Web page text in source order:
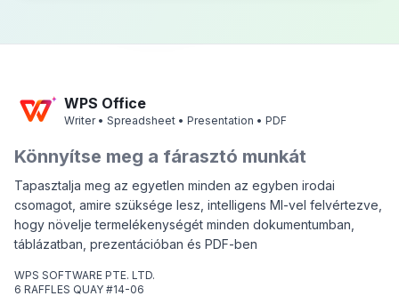
WPS Office
Writer • Spreadsheet • Presentation • PDF
Könnyítse meg a fárasztó munkát
Tapasztalja meg az egyetlen minden az egyben irodai
csomagot, amire szüksége lesz, intelligens MI-vel felvértezve,
hogy növelje termelékenységét minden dokumentumban,
táblázatban, prezentációban és PDF-ben
WPS SOFTWARE PTE. LTD.
6 RAFFLES QUAY #14-06